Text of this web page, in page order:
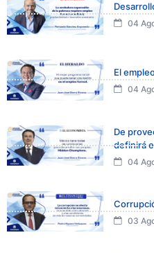
04
El
04
De
definirá
04
03